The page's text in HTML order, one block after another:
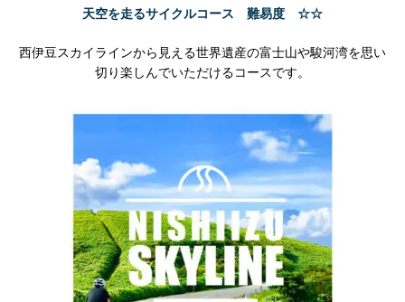
天空を走るサイクルコース 難易度 ☆☆
西伊豆スカイラインから見える世界遺産の富士山や駿河湾を思い
切り楽しんでいただけるコースです。